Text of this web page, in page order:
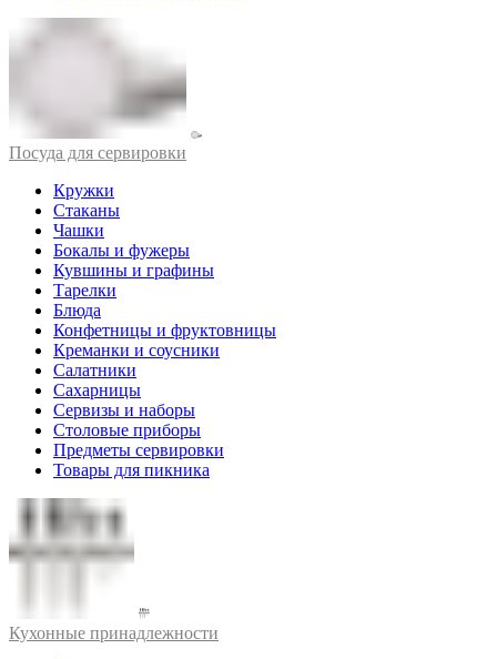
Посуда для сервировки
Кружки
Стаканы
Чашки
Бокалы и фужеры
Кувшины и графины
Тарелки
Блюда
Конфетницы и фруктовницы
Креманки и соусники
Салатники
Сахарницы
Сервизы и наборы
Столовые приборы
Предметы сервировки
Товары для пикника
Кухонные принадлежности